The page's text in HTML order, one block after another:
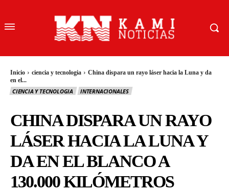
Inicio ciencia y tecnologia
China dispara un rayo láser hacia la Luna y da
en el...
CIENCIA Y TECNOLOGIA INTERNACIONALES
CHINA DISPARA UN RAYO
LÁSER HACIA LA LUNA Y
DA EN EL BLANCO A
130.000 KILÓMETROS